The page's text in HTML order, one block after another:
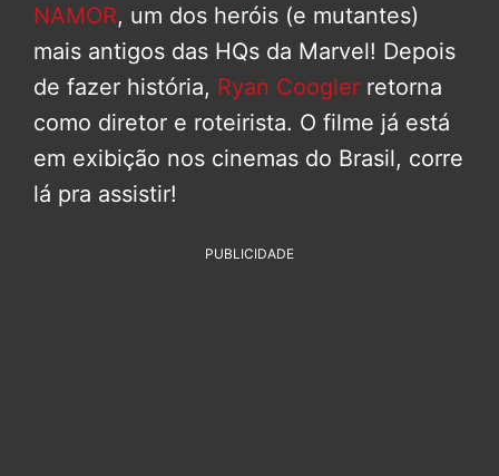
NAMOR, um dos heróis (e mutantes)
mais antigos das HQs da Marvel! Depois
de fazer história, Ryan Coogler retorna
como diretor e roteirista. O filme já está
em exibição nos cinemas do Brasil, corre
lá pra assistir!
PUBLICIDADE